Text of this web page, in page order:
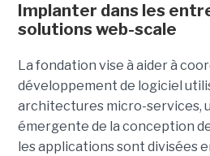
Implanter dans les
solutions web-scale
La fondation vise à aider à
développement de logiciel
architectures micro-services,
émergente de la conception
les applications sont divisées